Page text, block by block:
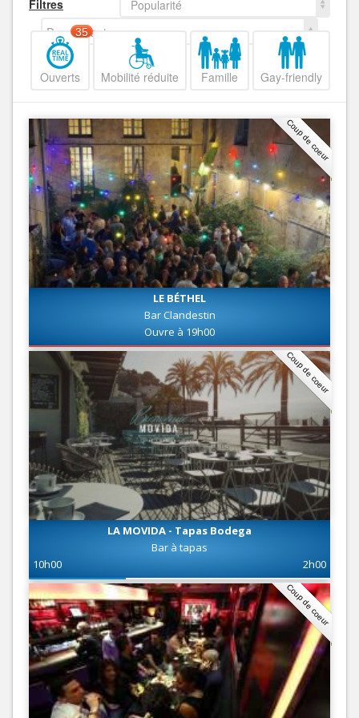
Filtres
Popularité
Decroissant
Ouverts
35
Mobilité réduite Famille Gay-friendly
Coup de coeur
LE BÉTHEL
Bar Clandestin
Ouvre à 19h00
Coup de coeur
LA MOVIDA - Tapas Bodega
Bar à tapas
10h00
2h00
Coup de coeur